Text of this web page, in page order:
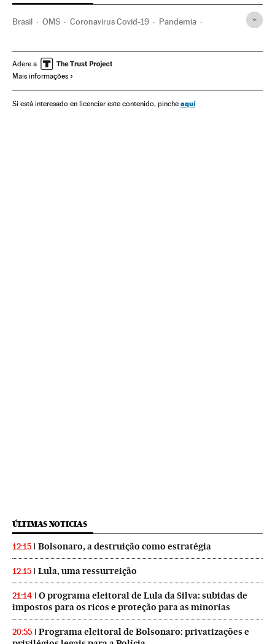
Brasil OMS Coronavirus Covid-19 Pandemia
Ministério Saúde Vacinação
Adere a
Mais informações
Si está interesado en licenciar este contenido, pinche aquí
ÚLTIMAS NOTICIAS
12:15 Bolsonaro, a destruição como estratégia
12:15 Lula, uma ressurreição
21:14
O programa eleitoral de Lula da Silva: subidas de
impostos para os ricos e proteção para as minorias
20:55
Programa eleitoral de Bolsonaro: privatizações e